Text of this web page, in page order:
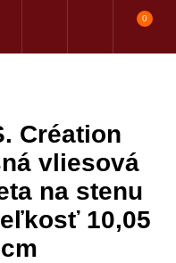
0
Création
vliesová
na stenu
10,05